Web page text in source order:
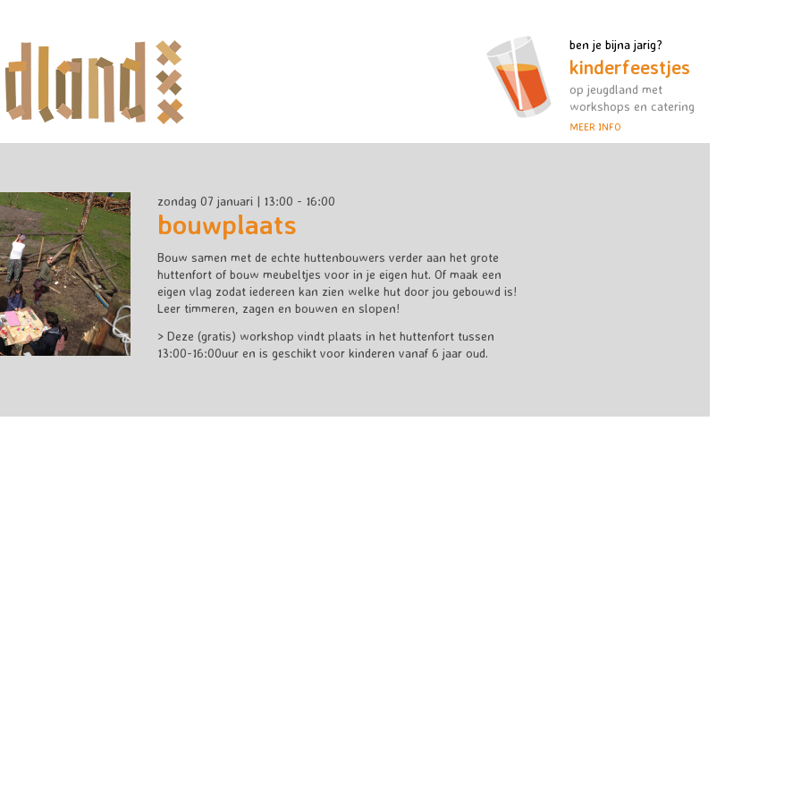
ben je bijna jarig?
kinderfeestjes
op jeugdland met
workshops en catering
MEER INFO
zondag 07 januari | 13:00 - 16:00
bouwplaats
Bouw samen met de echte huttenbouwers verder aan het grote
huttenfort of bouw meubeltjes voor in je eigen hut. Of maak een
eigen vlag zodat iedereen kan zien welke hut door jou gebouwd is!
Leer timmeren, zagen en bouwen en slopen!
> Deze (gratis) workshop vindt plaats in het huttenfort tussen
13:00-16:00uur en is geschikt voor kinderen vanaf 6 jaar oud.